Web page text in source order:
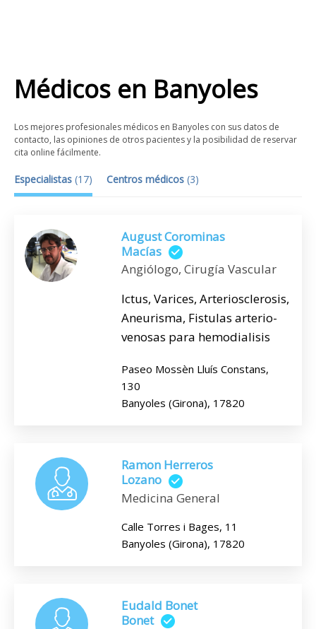
Médicos en Banyoles
Los mejores profesionales médicos en Banyoles con sus datos de
contacto, las opiniones de otros pacientes y la posibilidad de reservar
cita online fácilmente.
Especialistas (17) Centros médicos (3)
August Corominas
Macías
Angiólogo, Cirugía Vascular
Ictus, Varices, Arteriosclerosis,
Aneurisma, Fistulas arterio-
venosas para hemodialisis
Paseo Mossèn Lluís Constans,
130
Banyoles (Girona), 17820
Ramon Herreros
Lozano
Medicina General
Calle Torres i Bages, 11
Banyoles (Girona), 17820
Eudald Bonet
Bonet